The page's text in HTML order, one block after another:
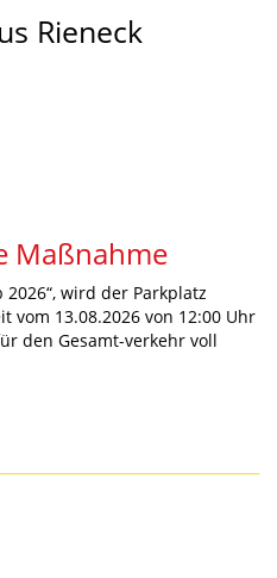
Rieneck
Maßnahme
wird der Parkplatz
vom 13.08.2026 von 12:00 Uhr
den Gesamt-verkehr voll